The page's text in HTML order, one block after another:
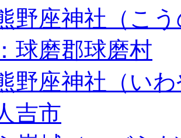
野座神社（こ
球磨郡球磨村
野座神社（い
吉市